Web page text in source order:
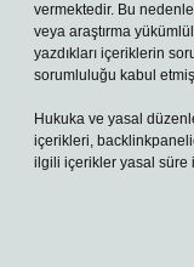
vermektedir. Bu
veya araştırma
yazdıkları içeriklerin
sorumluluğu kabul etmiş
Hukuka ve yasal
içerikleri,
ilgili içerikler yasal süre